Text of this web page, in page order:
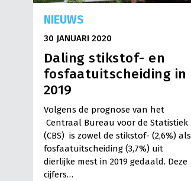
NIEUWS
30 JANUARI 2020
Daling stikstof- en
fosfaatuitscheiding in
2019
Volgens de prognose van het
Centraal Bureau voor de Statistiek
(CBS) is zowel de stikstof- (2,6%) als
fosfaatuitscheiding (3,7%) uit
dierlijke mest in 2019 gedaald. Deze
cijfers…